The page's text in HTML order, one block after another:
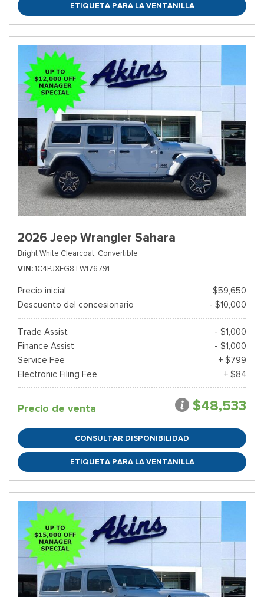
ETIQUETA PARA LA VENTANILLA
2026 Jeep Wrangler Sahara
Bright White Clearcoat, Convertible
VIN 1C4PJXEG8TW176791
Precio inicial
$59,650
Descuento del concesionario
- $10,000
Trade Assist
- $1,000
Finance Assist
- $1,000
Service Fee
+ $799
Electronic Filing Fee
+ $84
Precio de venta $48,533
CONSULTAR DISPONIBILIDAD
ETIQUETA PARA LA VENTANILLA